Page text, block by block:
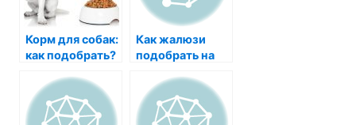
Корм для собак:
как подобрать?
Как жалюзи
подобрать на